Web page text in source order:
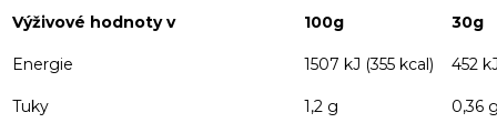
Výživové hodnoty v 100g 30g
Energie 1507 kJ (355 kcal) 452
Tuky 1,2 g 0,36